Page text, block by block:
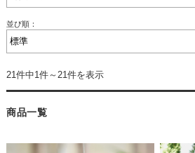
並び順：
21件中1件～21件を表示
商品一覧